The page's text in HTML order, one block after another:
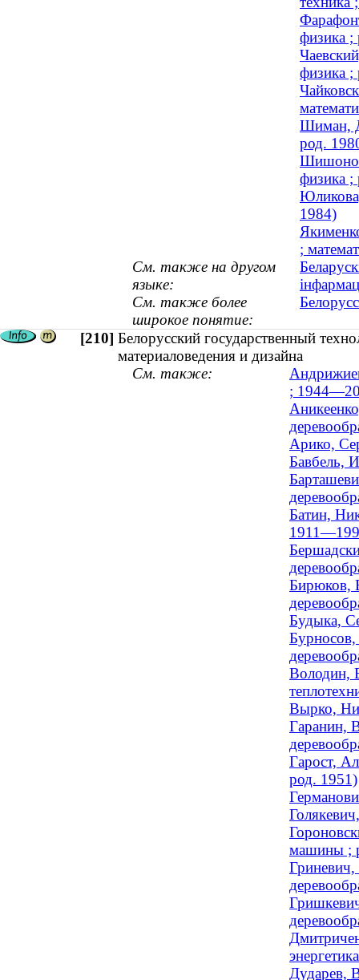
физика ;
физика ;
Шиман,
род.
физика ;
1984)
;
См. также на другом
языке:
См. также более
широкое понятие:
[210] Белорусский государственный
материаловедения и дизайна
См. также:
;
Арико,
Бавбель,
Батин,
Бирюков,
Будыка,
Бурносов,
Володин,
Вырко,
Гаранин,
Гарост,
род. 1951)
машины ;
Гриневич,
Дударев,